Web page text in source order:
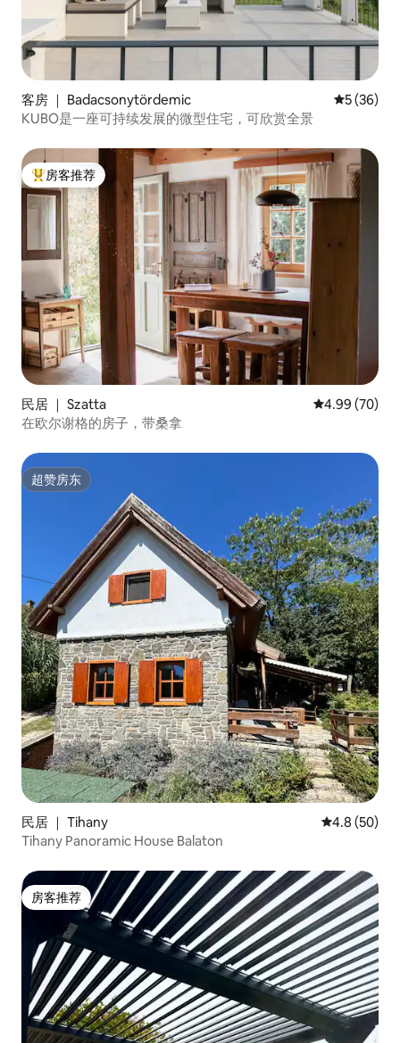
客房 ｜ Badacsonytördemic 平均评分
5 (36)
KUBO是一座可持续发展的微型住宅，可欣赏全景
热门「房客推荐」
房客推荐
民居 ｜ Szatta 平均评分 4.99
4.99 (70)
在欧尔谢格的房子，带桑拿
超赞房东
超赞房东
民居 ｜ Tihany 平均评分
4.8 (50)
Tihany Panoramic House Balaton
房客推荐
房客推荐